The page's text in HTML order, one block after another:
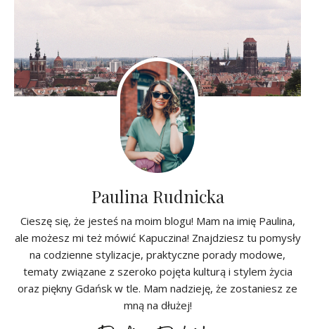
Paulina Rudnicka
Cieszę się, że jesteś na moim blogu! Mam na imię Paulina,
ale możesz mi też mówić Kapuczina! Znajdziesz tu pomysły
na codzienne stylizacje, praktyczne porady modowe,
tematy związane z szeroko pojęta kulturą i stylem życia
oraz piękny Gdańsk w tle. Mam nadzieję, że zostaniesz ze
mną na dłużej!